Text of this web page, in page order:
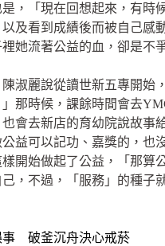
，「現在回想起來，有時
及看到成績後而被自己感
她流著公益的血，卻是不
淑麗說從讀世新五專開始
那時候，課餘時間會去
會去新店的育幼院說故事
益可以記功、嘉獎的，也
開始做起了公益，「那算
，不過，「服務」的種子
事 破釜沉舟決心戒菸